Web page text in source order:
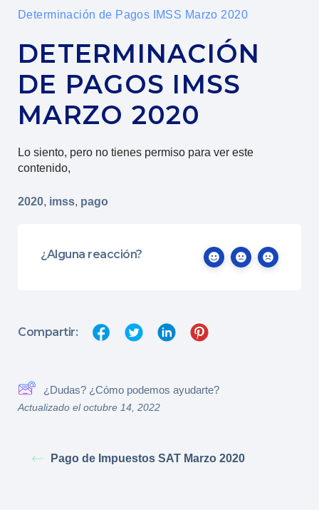
Determinación de Pagos IMSS Marzo 2020
DETERMINACIÓN
DE PAGOS IMSS
MARZO 2020
Lo siento, pero no tienes permiso para ver este
contenido,
2020, imss, pago
¿Alguna reacción?
Compartir:
¿Dudas? ¿Cómo podemos ayudarte?
Actualizado el octubre 14, 2022
Pago de Impuestos SAT Marzo 2020